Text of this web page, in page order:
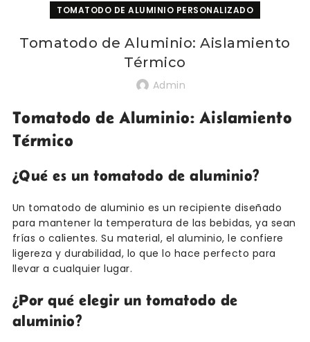
TOMATODO DE ALUMINIO PERSONALIZADO
Tomatodo de Aluminio: Aislamiento
Térmico
Admin
Tomatodo de Aluminio: Aislamiento
Térmico
¿Qué es un tomatodo de aluminio?
Un tomatodo de aluminio es un recipiente diseñado
para mantener la temperatura de las bebidas, ya sean
frías o calientes. Su material, el aluminio, le confiere
ligereza y durabilidad, lo que lo hace perfecto para
llevar a cualquier lugar.
¿Por qué elegir un tomatodo de
aluminio?